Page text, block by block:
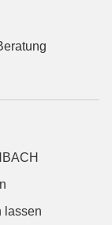
lassen